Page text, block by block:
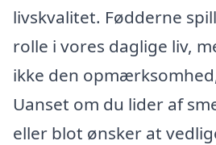
livskvalitet. Fødderne
rolle i vores daglige liv,
ikke den
Uanset om du lider af
eller blot ønsker at